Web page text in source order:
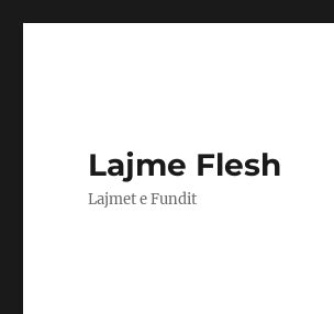
Lajme Flesh
Lajmet e Fundit